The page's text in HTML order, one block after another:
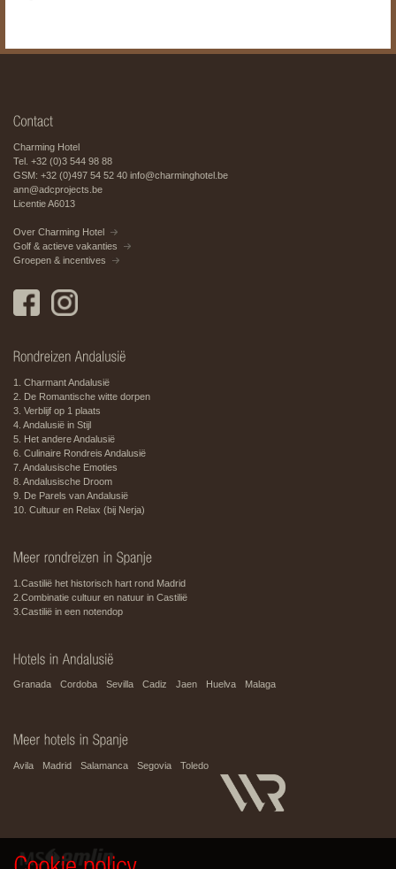
Charming Hotel
Tel. +32 (0)3 544 98 88
GSM: +32 (0)497 54 52 40 info@charminghotel.be
ann@adcprojects.be
Licentie A6013
Over Charming Hotel
Golf & actieve vakanties
Groepen & incentives
1. Charmant Andalusië
2. De Romantische witte dorpen
3. Verblijf op 1 plaats
4. Andalusië in Stijl
5. Het andere Andalusië
6. Culinaire Rondreis Andalusië
7. Andalusische Emoties
8. Andalusische Droom
9. De Parels van Andalusië
10. Cultuur en Relax (bij Nerja)
1.Castilië het historisch hart rond Madrid
2.Combinatie cultuur en natuur in Castilië
3.Castilië in een notendop
Granada Cordoba Sevilla Cadiz Jaen Huelva Malaga
Avila Madrid Salamanca Segovia Toledo